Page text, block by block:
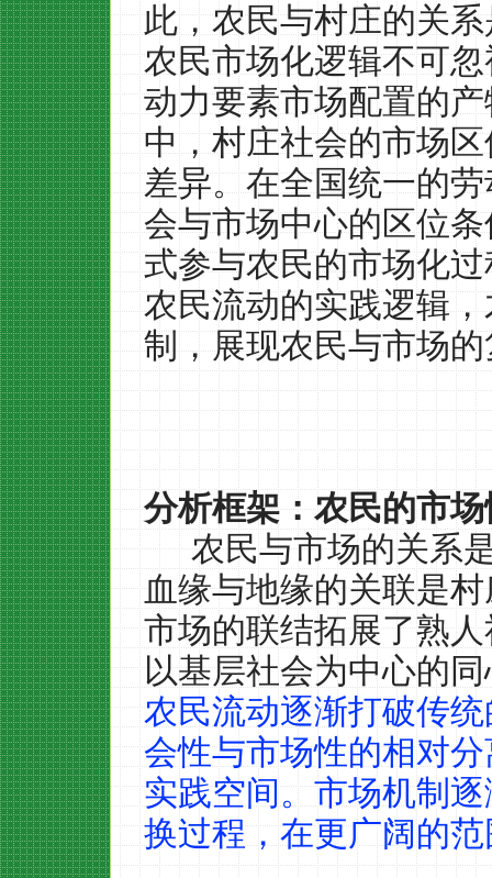
此，农民与村庄的关
农民市场化逻辑不可
动力要素市场配置的
中，村庄社会的市场
差异。在全国统一的
会与市场中心的区位
式参与农民的市场化
农民流动的实践逻辑
制，展现农民与市场
分析框架：农民的市
农民与市场的关系
血缘与地缘的关联是
市场的联结拓展了熟
以基层社会为中心的
农民流动逐渐打破传
会性与市场性的相对
实践空间。市场机制
换过程，在更广阔的